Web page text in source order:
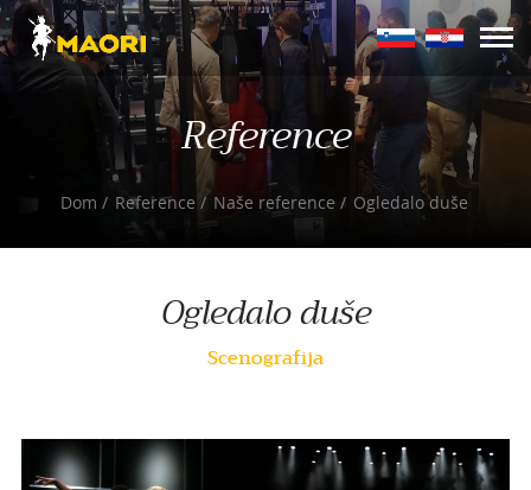
Reference
Dom Reference Naše reference Ogledalo duše
Ogledalo duše
Scenografija